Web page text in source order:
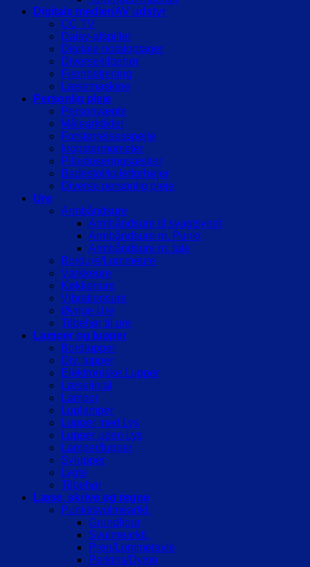
Digitale medier/AV udstyr
CC TV
Daisy-afspiller
Digitale notatoptager
Diverse/tilbehør
Fjernbetjening
Læsemaskine
Personlig pleje
Personvægte
Målearktikler
Forstørrelsesspejle
kropstermometer
Pilledoseringsæsker
Badestol/toiletforhøjer
Diverse personlig pleje
Ure
Armbåndsure
Armbåndsure til svagtsynet
Armbåndsure m. Punkt
Armbåndsure m. tale
Bordure/Lommeure
Vækkeure
Køkkenure
Vibrationsure
Øvrige Ure
Tilbehør til ure
Lamper og lupper
Bordlupper
Div. lupper
Elektroniske Lupper
Læselinial
Lamper
Luplamper
Lupper med Lys
Lupper uden Lys
Lamper/lupper
Sylupper
Lygte
Tilbehør
Læse, skrive og regne
Punkt/svulmeartkl.
Grundfigur
Svulmearktl.
Pren/Lommetavle
Perkins/Dymo